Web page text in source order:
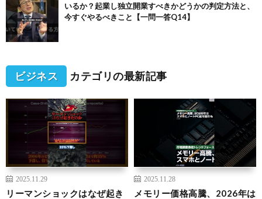
いるか？起業し独立開業すべきかどうかの判定方法と、
今すぐやるべきこと【一問一答Q14】
ビジネス カテゴリの最新記事
2025.11.29
リーマンショックはなぜ起き
2025.11.28
メモリー価格高騰、2026年は